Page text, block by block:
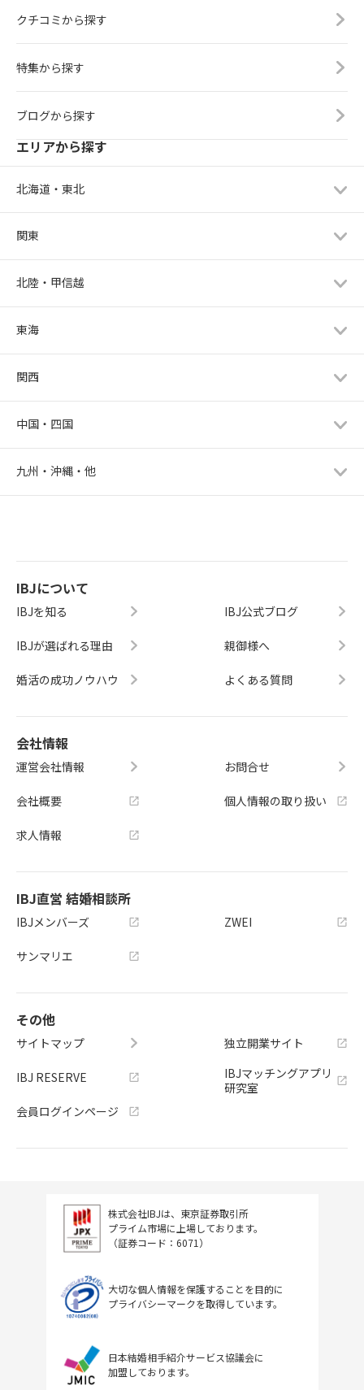
クチコミから探す
特集から探す
ブログから探す
エリアから探す
北海道・東北
関東
北陸・甲信越
東海
関西
中国・四国
九州・沖縄・他
IBJについて
IBJを知る
IBJが選ばれる理由
婚活の成功ノウハウ
IBJ公式ブログ
親御様へ
よくある質問
会社情報
運営会社情報
会社概要
求人情報
お問合せ
個人情報の取り扱い
IBJ直営 結婚相談所
IBJメンバーズ
サンマリエ
ZWEI
その他
サイトマップ
IBJ RESERVE
会員ログインページ
独立開業サイト
IBJマッチングアプリ
研究室
株式会社IBJは、東京証券取引所
プライム市場に上場しております。
（証券コード：6071）
大切な個人情報を保護することを目的に
プライバシーマークを取得しています。
日本結婚相手紹介サービス協議会に
加盟しております。